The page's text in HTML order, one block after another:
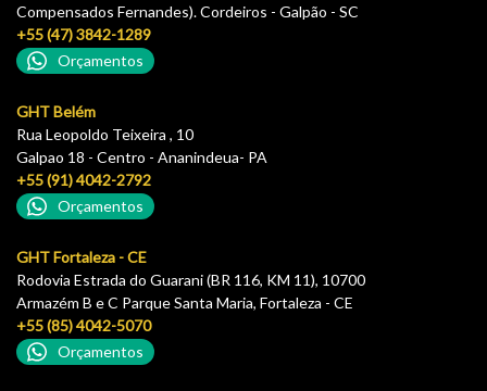
Compensados Fernandes). Cordeiros - Galpão - SC
+55 (47) 3842-1289
Orçamentos
GHT Belém
Rua Leopoldo Teixeira , 10
Galpao 18 - Centro - Ananindeua- PA
+55 (91) 4042-2792
Orçamentos
GHT Fortaleza - CE
Rodovia Estrada do Guarani (BR 116, KM 11), 10700
Armazém B e C Parque Santa Maria, Fortaleza - CE
+55 (85) 4042-5070
Orçamentos